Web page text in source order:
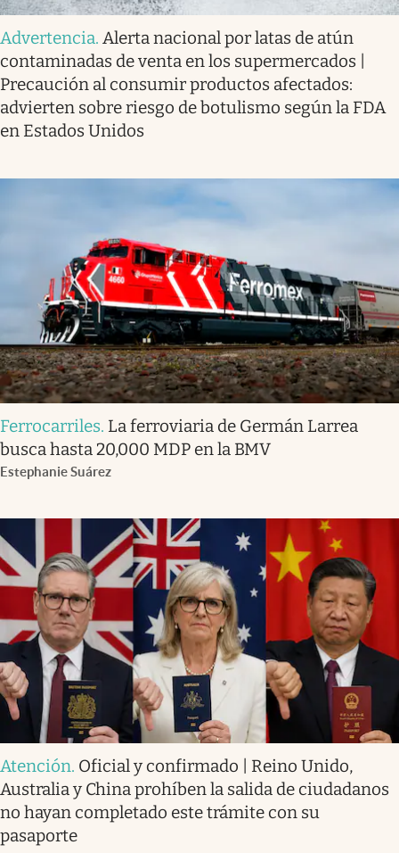
Advertencia. Alerta nacional por latas de atún
contaminadas de venta en los supermercados |
Precaución al consumir productos afectados:
advierten sobre riesgo de botulismo según la FDA
en Estados Unidos
Ferrocarriles. La ferroviaria de Germán Larrea
busca hasta 20,000 MDP en la BMV
Estephanie Suárez
Atención. Oficial y confirmado | Reino Unido,
Australia y China prohíben la salida de ciudadanos
no hayan completado este trámite con su
pasaporte